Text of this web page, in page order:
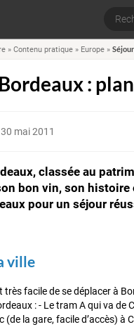
» Contenu pratique» Europe»
:
30 mai 2011
classée au
bon vin, son
pour un séjour
ville
très facile de se déplacer à
: - Le tram A qui va
(de la gare, facile d’accès)